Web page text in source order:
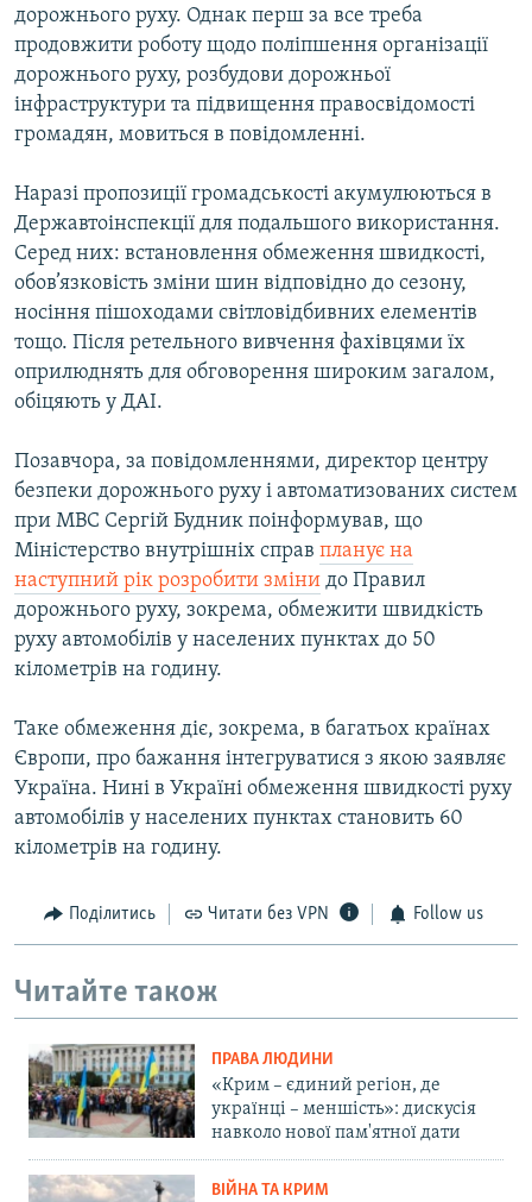
дорожнього руху. Однак перш за все треба
продовжити роботу щодо поліпшення організації
дорожнього руху, розбудови дорожньої
інфраструктури та підвищення правосвідомості
громадян, мовиться в повідомленні.
Наразі пропозиції громадськості акумулюються в
Державтоінспекції для подальшого використання.
Серед них: встановлення обмеження швидкості,
обов’язковість зміни шин відповідно до сезону,
носіння пішоходами світловідбивних елементів
тощо. Після ретельного вивчення фахівцями їх
оприлюднять для обговорення широким загалом,
обіцяють у ДАІ.
Позавчора, за повідомленнями, директор центру
безпеки дорожнього руху і автоматизованих систем
при МВС Сергій Будник поінформував, що
Міністерство внутрішніх справ планує на
наступний рік розробити зміни до Правил
дорожнього руху, зокрема, обмежити швидкість
руху автомобілів у населених пунктах до 50
кілометрів на годину.
Таке обмеження діє, зокрема, в багатьох країнах
Європи, про бажання інтегруватися з якою заявляє
Україна. Нині в Україні обмеження швидкості руху
автомобілів у населених пунктах становить 60
кілометрів на годину.
Поділитись Читати без VPN Follow us
Читайте також
ПРАВА ЛЮДИНИ
«Крим – єдиний регіон, де
українці – меншість»: дискусія
навколо нової пам'ятної дати
ВІЙНА ТА КРИМ